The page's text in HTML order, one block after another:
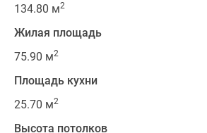
134.80 м2
Жилая площадь
75.90 м2
Площадь кухни
25.70 м2
Высота потолков